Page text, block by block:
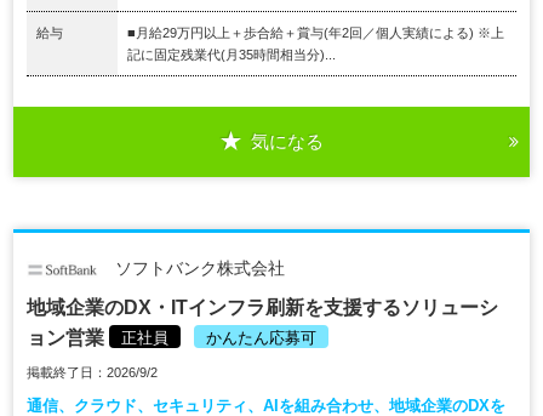
給与
■月給29万円以上＋歩合給＋賞与(年2回／個人実績による) ※上
記に固定残業代(月35時間相当分)...
気になる
ソフトバンク株式会社
地域企業のDX・ITインフラ刷新を支援するソリューシ
ョン営業
正社員 かんたん応募可
掲載終了日：2026/9/2
通信、クラウド、セキュリティ、AIを組み合わせ、地域企業のDXを